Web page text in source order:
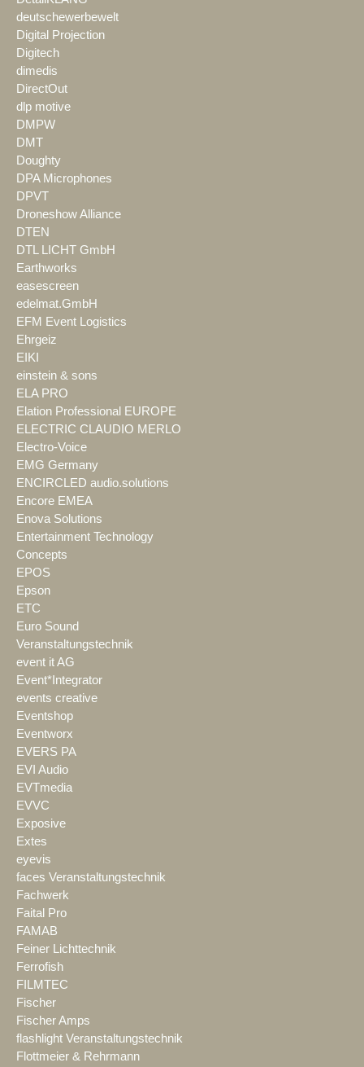
deutschewerbewelt
Digital Projection
Digitech
dimedis
DirectOut
dlp motive
DMPW
DMT
Doughty
DPA Microphones
DPVT
Droneshow Alliance
DTEN
DTL LICHT GmbH
Earthworks
easescreen
edelmat.GmbH
EFM Event Logistics
Ehrgeiz
EIKI
einstein & sons
ELA PRO
Elation Professional EUROPE
ELECTRIC CLAUDIO MERLO
Electro-Voice
EMG Germany
ENCIRCLED audio.solutions
Encore EMEA
Enova Solutions
Entertainment Technology
Concepts
EPOS
Epson
ETC
Euro Sound
Veranstaltungstechnik
event it AG
Event*Integrator
events creative
Eventshop
Eventworx
EVERS PA
EVI Audio
EVTmedia
EVVC
Exposive
Extes
eyevis
faces Veranstaltungstechnik
Fachwerk
Faital Pro
FAMAB
Feiner Lichttechnik
Ferrofish
FILMTEC
Fischer
Fischer Amps
flashlight Veranstaltungstechnik
Flottmeier & Rehrmann